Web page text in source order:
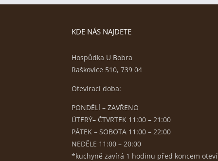
KDE NÁS NAJDETE
Hospůdka U Bobra
Raškovice 510, 739 04
Otevírací doba:
PONDĚLÍ – ZAVŘENO
ÚTERÝ– ČTVRTEK 11:00 – 21:00
PÁTEK – SOBOTA 11:00 – 22:00
NEDĚLE 11:00 – 20:00
*kuchyně zavírá 1 hodinu před koncem